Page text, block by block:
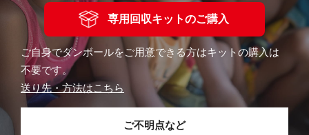
専用回収キットのご購入
ご自身でダンボールをご用意できる方はキットの購入は
不要です。
送り先・方法はこちら
ご不明点など